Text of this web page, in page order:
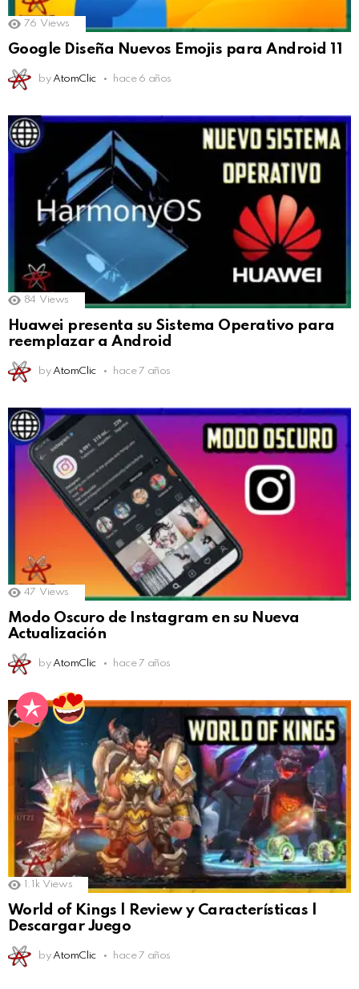
76 Views
Google Diseña Nuevos Emojis para Android 11
by AtomClic hace 6 años
84 Views
Huawei presenta su Sistema Operativo para
reemplazar a Android
by AtomClic hace 7 años
47 Views
Modo Oscuro de Instagram en su Nueva
Actualización
by AtomClic hace 7 años
1.1k Views
World of Kings | Review y Características |
Descargar Juego
by AtomClic hace 7 años